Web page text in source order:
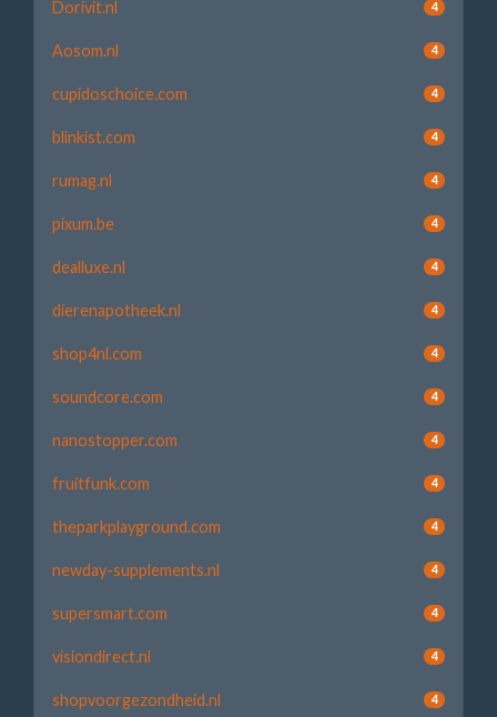
Dorivit.nl 4
Aosom.nl 4
cupidoschoice.com 4
blinkist.com 4
rumag.nl 4
pixum.be 4
dealluxe.nl 4
dierenapotheek.nl 4
shop4nl.com 4
soundcore.com 4
nanostopper.com 4
fruitfunk.com 4
theparkplayground.com 4
newday-supplements.nl 4
supersmart.com 4
visiondirect.nl 4
shopvoorgezondheid.nl 4